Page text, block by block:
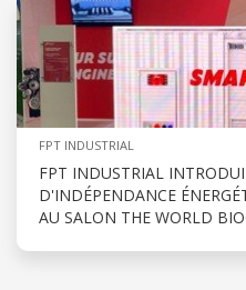
FPT INDUSTRIAL
FPT INDUSTRIAL
D'INDÉPENDANCE
AU SALON THE WORLD